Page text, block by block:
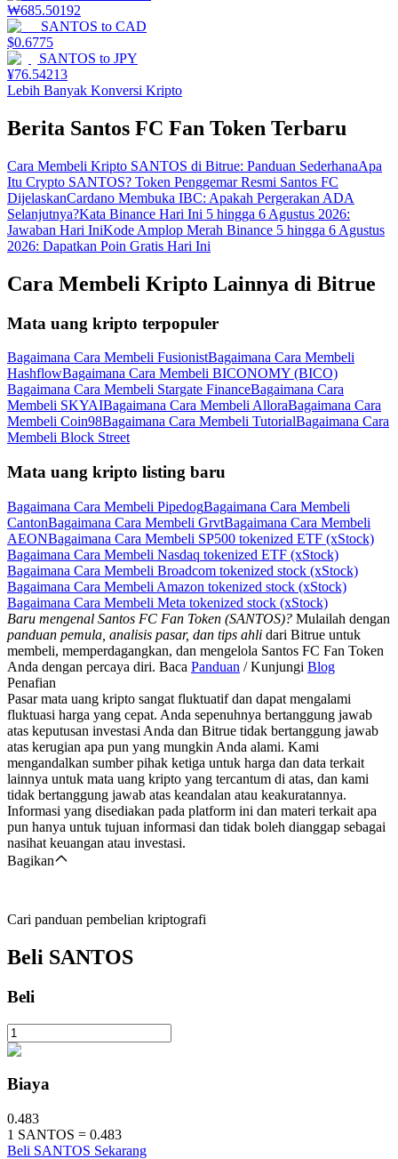
₩685.50192
SANTOS to CAD
$0.6775
SANTOS to JPY
¥76.54213
Lebih Banyak Konversi Kripto
Berita Santos FC Fan Token Terbaru
Cara Membeli Kripto SANTOS di Bitrue: Panduan SederhanaApa
Itu Crypto SANTOS? Token Penggemar Resmi Santos FC
DijelaskanCardano Membuka IBC: Apakah Pergerakan ADA
Selanjutnya?Kata Binance Hari Ini 5 hingga 6 Agustus 2026:
Jawaban Hari IniKode Amplop Merah Binance 5 hingga 6 Agustus
2026: Dapatkan Poin Gratis Hari Ini
Cara Membeli Kripto Lainnya di Bitrue
Mata uang kripto terpopuler
Bagaimana Cara Membeli FusionistBagaimana Cara Membeli
HashflowBagaimana Cara Membeli BICONOMY (BICO)
Bagaimana Cara Membeli Stargate FinanceBagaimana Cara
Membeli SKYAIBagaimana Cara Membeli AlloraBagaimana Cara
Membeli Coin98Bagaimana Cara Membeli TutorialBagaimana Cara
Membeli Block Street
Mata uang kripto listing baru
Bagaimana Cara Membeli PipedogBagaimana Cara Membeli
CantonBagaimana Cara Membeli GrvtBagaimana Cara Membeli
AEONBagaimana Cara Membeli SP500 tokenized ETF (xStock)
Bagaimana Cara Membeli Nasdaq tokenized ETF (xStock)
Bagaimana Cara Membeli Broadcom tokenized stock (xStock)
Bagaimana Cara Membeli Amazon tokenized stock (xStock)
Bagaimana Cara Membeli Meta tokenized stock (xStock)
Baru mengenal Santos FC Fan Token (SANTOS)? Mulailah dengan
panduan pemula, analisis pasar, dan tips ahli dari Bitrue untuk
membeli, memperdagangkan, dan mengelola Santos FC Fan Token
Anda dengan percaya diri. Baca Panduan / Kunjungi Blog
Penafian
Pasar mata uang kripto sangat fluktuatif dan dapat mengalami
fluktuasi harga yang cepat. Anda sepenuhnya bertanggung jawab
atas keputusan investasi Anda dan Bitrue tidak bertanggung jawab
atas kerugian apa pun yang mungkin Anda alami. Kami
mengandalkan sumber pihak ketiga untuk harga dan data terkait
lainnya untuk mata uang kripto yang tercantum di atas, dan kami
tidak bertanggung jawab atas keandalan atau keakuratannya.
Informasi yang disediakan pada platform ini dan materi terkait apa
pun hanya untuk tujuan informasi dan tidak boleh dianggap sebagai
nasihat keuangan atau investasi.
Bagikan
Cari panduan pembelian kriptografi
Beli SANTOS
Beli
Biaya
0.483
1 SANTOS = 0.483
Beli SANTOS Sekarang